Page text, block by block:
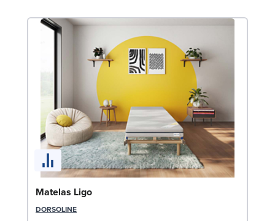
Matelas Ligo
DORSOLINE